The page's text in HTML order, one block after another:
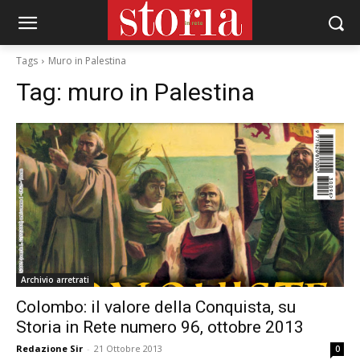
Tags Muro in Palestina
Tag: muro in Palestina
Archivio arretrati
Colombo: il valore della Conquista, su
Storia in Rete numero 96, ottobre 2013
Redazione Sir - 21 Ottobre 2013 0